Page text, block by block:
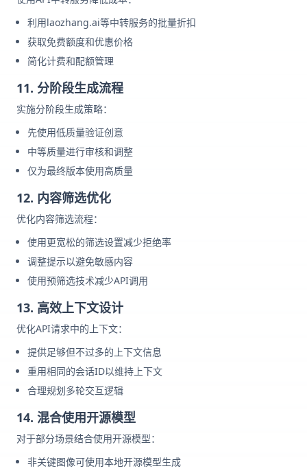
利用laozhang.ai等中转服务的批量折扣
获取免费额度和优惠价格
简化计费和配额管理
11. 分阶段生成流程
实施分阶段生成策略：
先使用低质量验证创意
中等质量进行审核和调整
仅为最终版本使用高质量
12. 内容筛选优化
优化内容筛选流程：
使用更宽松的筛选设置减少拒绝率
调整提示以避免敏感内容
使用预筛选技术减少API调用
13. 高效上下文设计
优化API请求中的上下文：
提供足够但不过多的上下文信息
重用相同的会话ID以维持上下文
合理规划多轮交互逻辑
14. 混合使用开源模型
对于部分场景结合使用开源模型：
非关键图像可使用本地开源模型生成